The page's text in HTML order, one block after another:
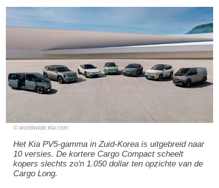
worldwide.kia.com
Het Kia PV5-gamma in Zuid-Korea is uitgebreid naar
10 versies. De kortere Cargo Compact scheelt
kopers slechts zo'n 1.050 dollar ten opzichte van de
Cargo Long.